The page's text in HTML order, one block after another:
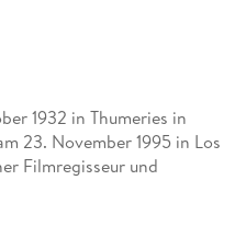
1932 in Thumeries in
23. November 1995 in Los
Filmregisseur und